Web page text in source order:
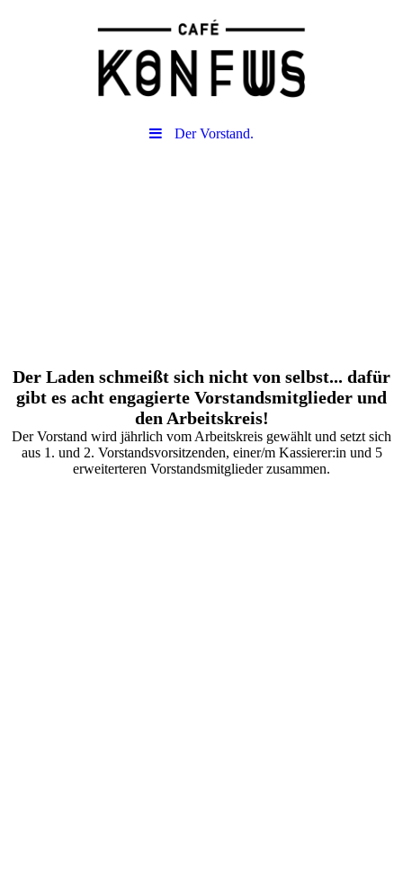
Der Vorstand.
Der Laden schmeißt sich nicht von selbst... dafür
gibt es acht engagierte Vorstandsmitglieder und
den Arbeitskreis!
Der Vorstand wird jährlich vom Arbeitskreis gewählt und setzt sich
aus 1. und 2. Vorstandsvorsitzenden, einer/m Kassierer:in und 5
erweiterteren Vorstandsmitglieder zusammen.